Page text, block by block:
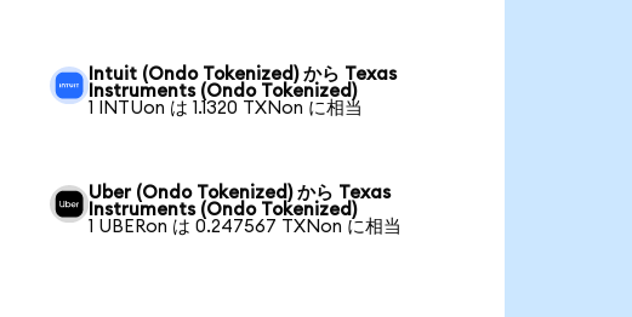
Intuit (Ondo Tokenized) から Texas
Instruments (Ondo Tokenized)
1 INTUon は 1.1320 TXNon に相当
Uber (Ondo Tokenized) から Texas
Instruments (Ondo Tokenized)
1 UBERon は 0.247567 TXNon に相当